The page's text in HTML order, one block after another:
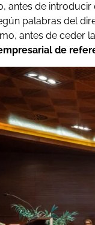
antes de
palabras del
antes de ceder
de